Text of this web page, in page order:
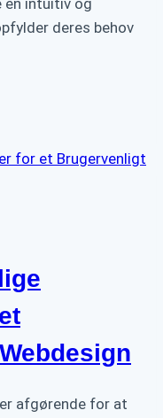
deres behov
afgørende for at